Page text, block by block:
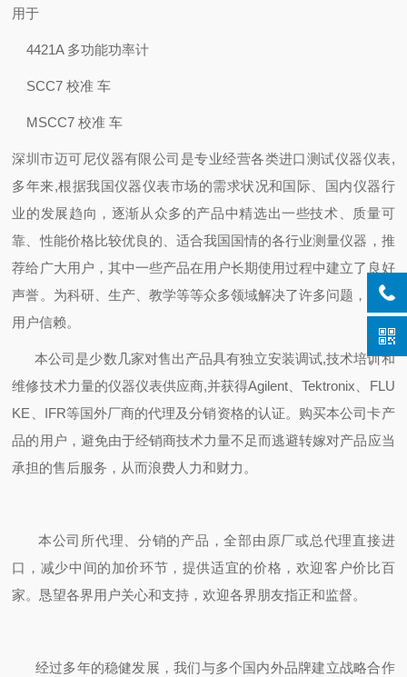
用于
4421A 多功能功率计
SCC7 校准 车
MSCC7 校准 车
深圳市迈可尼仪器有限公司是专业经营各类进口测试仪器仪表,
多年来,根据我国仪器仪表市场的需求状况和国际、国内仪器行
业的发展趋向，逐渐从众多的产品中精选出一些技术、质量可
靠、性能价格比较优良的、适合我国国情的各行业测量仪器，推
荐给广大用户，其中一些产品在用户长期使用过程中建立了良好
声誉。为科研、生产、教学等等众多领域解决了许多问题，倍受
用户信赖。
本公司是少数几家对售出产品具有独立安装调试,技术培训和
维修技术力量的仪器仪表供应商,并获得Agilent、Tektronix、FLU
KE、IFR等国外厂商的代理及分销资格的认证。购买本公司卡产
品的用户，避免由于经销商技术力量不足而逃避转嫁对产品应当
承担的售后服务，从而浪费人力和财力。
本公司所代理、分销的产品，全部由原厂或总代理直接进
口，减少中间的加价环节，提供适宜的价格，欢迎客户价比百
家。恳望各界用户关心和支持，欢迎各界朋友指正和监督。
经过多年的稳健发展，我们与多个国内外品牌建立战略合作